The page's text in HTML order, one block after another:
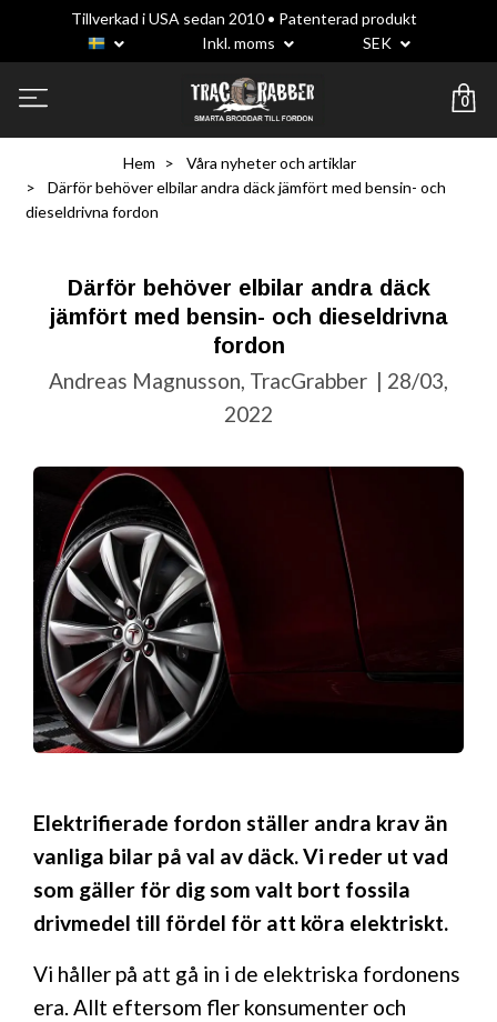
Tillverkad i USA sedan 2010 • Patenterad produkt
Inkl. moms
SEK
0
Hem
Våra nyheter och artiklar
Därför behöver elbilar andra däck jämfört med bensin- och
dieseldrivna fordon
Därför behöver elbilar andra däck
jämfört med bensin- och dieseldrivna
fordon
Andreas Magnusson, TracGrabber | 28/03,
2022
Elektrifierade fordon ställer andra krav än
vanliga bilar på val av däck. Vi reder ut vad
som gäller för dig som valt bort fossila
drivmedel till fördel för att köra elektriskt.
Vi håller på att gå in i de elektriska fordonens
era. Allt eftersom fler konsumenter och